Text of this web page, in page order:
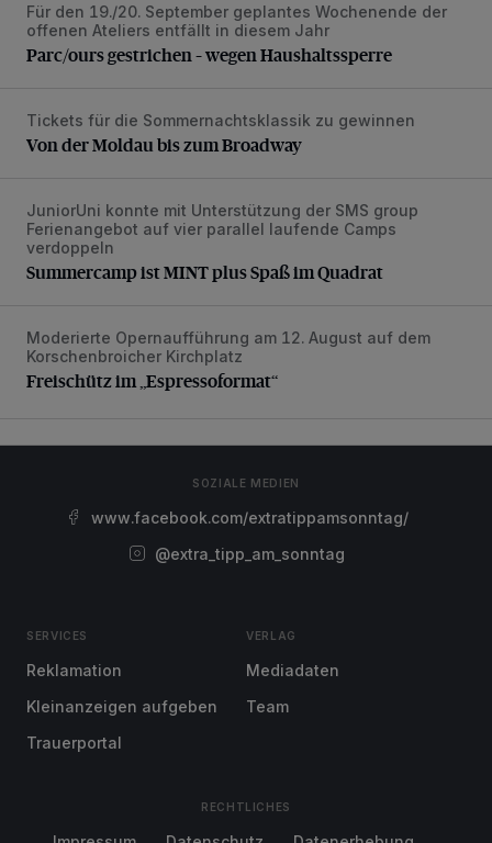
Parc/ours gestrichen – wegen Haushaltssperre
Für den 19./20. September geplantes Wochenende der
offenen Ateliers entfällt in diesem Jahr
Parc/ours gestrichen – wegen Haushaltssperre
Von der Moldau bis zum Broadway
Tickets für die Sommernachtsklassik zu gewinnen
Von der Moldau bis zum Broadway
Summercamp ist MINT plus Spaß im Quadrat
JuniorUni konnte mit Unterstützung der SMS group
Ferienangebot auf vier parallel laufende Camps
verdoppeln
Summercamp ist MINT plus Spaß im Quadrat
Freischütz im „Espressoformat“
Moderierte Opernaufführung am 12. August auf dem
Korschenbroicher Kirchplatz
Freischütz im „Espressoformat“
SOZIALE MEDIEN
www.facebook.com/extratippamsonntag/
@extra_tipp_am_sonntag
SERVICES
Reklamation
Kleinanzeigen aufgeben
Trauerportal
VERLAG
Mediadaten
Team
RECHTLICHES